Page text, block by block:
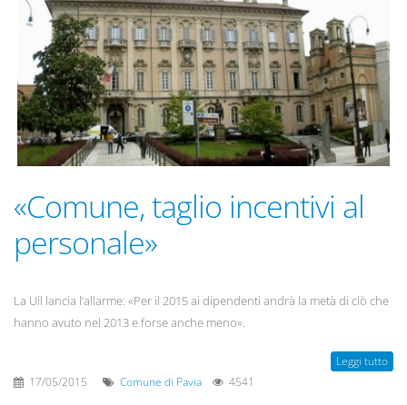
«Comune, taglio incentivi al
personale»
La Uil lancia l’allarme: «Per il 2015 ai dipendenti andrà la metà di ciò che
hanno avuto nel 2013 e forse anche meno».
Leggi tutto
17/05/2015 Comune di Pavia 4541